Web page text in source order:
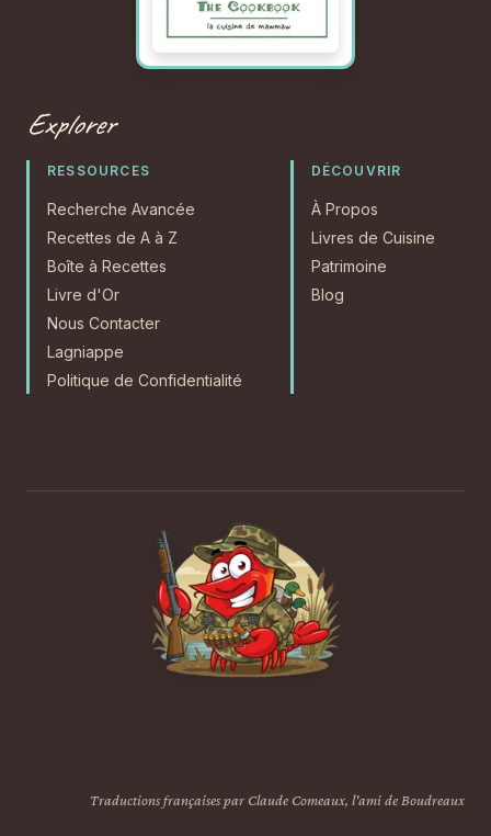
Explorer
RESSOURCES
Recherche Avancée
Recettes de A à Z
Boîte à Recettes
Livre d'Or
Nous Contacter
Lagniappe
Politique de Confidentialité
DÉCOUVRIR
À Propos
Livres de Cuisine
Patrimoine
Blog
Traductions françaises par Claude Comeaux, l'ami de Boudreaux